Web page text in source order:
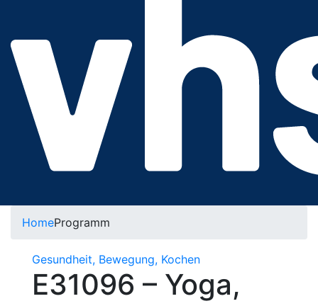
HomeProgramm
Gesundheit, Bewegung, Kochen
E31096 – Yoga,